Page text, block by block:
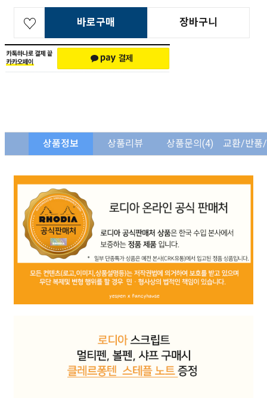
바로구매 장바구니
상품정보 상품리뷰 상품문의(4) 교환/반품